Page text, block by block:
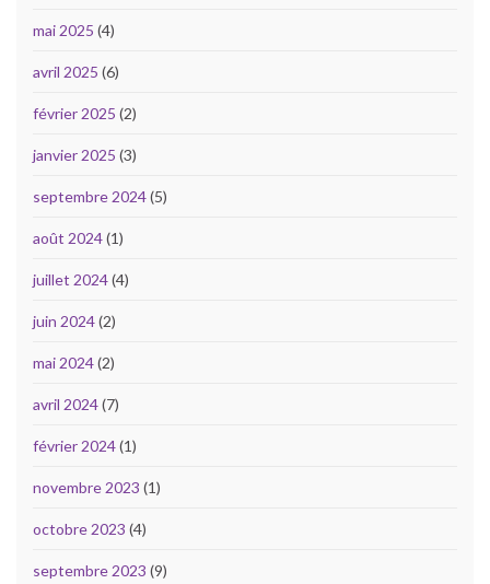
mai 2025 (4)
avril 2025 (6)
février 2025 (2)
janvier 2025 (3)
septembre 2024(5)
août 2024(1)
juillet 2024(4)
juin 2024(2)
mai 2024(2)
avril 2024(7)
février 2024(1)
novembre 2023 (1)
octobre 2023 (4)
septembre 2023 (9)